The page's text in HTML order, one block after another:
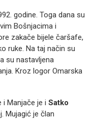
godine. Toga dana su
Bošnjacima i
zakače bijele čaršafe,
ruke. Na taj način su
su nastavljena
Kroz logor Omarska
i Manjače je i Satko
Mujagić je član